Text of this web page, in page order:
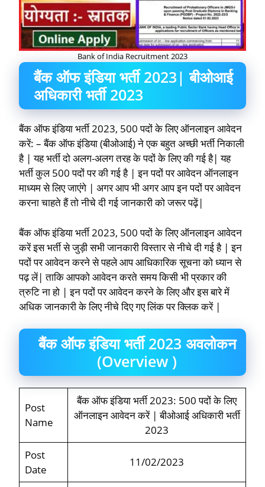
Bank of India Recruitment 2023
बैंक ऑफ इंडिया भर्ती 2023| बीओआई
अधिकारी भर्ती 2023
बैंक ऑफ इंडिया भर्ती 2023, 500 पदों के लिए ऑनलाइन आवेदन
करें: – बैंक ऑफ इंडिया (बीओआई) ने एक बहुत अच्छी भर्ती निकाली
है | यह भर्ती दो अलग-अलग तरह के पदों के लिए की गई है| यह
भर्ती कुल 500 पदों पर की गई है | इन पदों पर आवेदन ऑनलाइन
माध्यम से लिए जाएंगे | अगर आप भी अगर आप इन पदों पर आवेदन
करना चाहते हैं तो नीचे दी गई जानकारी को जरूर पढ़ें|
बैंक ऑफ इंडिया भर्ती 2023, 500 पदों के लिए ऑनलाइन आवेदन
करें इस भर्ती से जुड़ी सभी जानकारी विस्तार से नीचे दी गई है | इन
पदों पर आवेदन करने से पहले आप आधिकारिक सूचना को ध्यान से
पढ़ लें| ताकि आपको आवेदन करते समय किसी भी प्रकार की
त्रुटि ना हो | इन पदों पर आवेदन करने के लिए और इस बारे में
अधिक जानकारी के लिए नीचे दिए गए लिंक पर क्लिक करें |
बैंक ऑफ इंडिया भर्ती 2023 अवलोकन
(Overview )
Post
Name
बैंक ऑफ इंडिया भर्ती 2023: 500 पदों के लिए
ऑनलाइन आवेदन करें | बीओआई अधिकारी भर्ती
2023
Post
Date
11/02/2023